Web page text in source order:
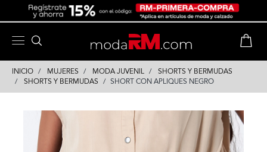
INICIO MUJERES MODA JUVENIL
SHORTS Y BERMUDAS
SHORTS Y BERMUDAS
SHORT CON APLIQUES NEGRO